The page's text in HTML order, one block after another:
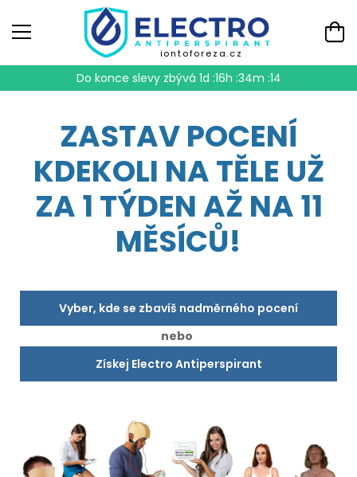
iontoforeza.cz
Do konce slevy zbývá1d :16h :34m :13
ZASTAV POCENÍ
KDEKOLI NA TĚLE UŽ
ZA 1 TÝDEN AŽ NA 11
MĚSÍCŮ!
Vyber, kde se zbavíš nadměrného pocení
nebo
Získej Electro Antiperspirant